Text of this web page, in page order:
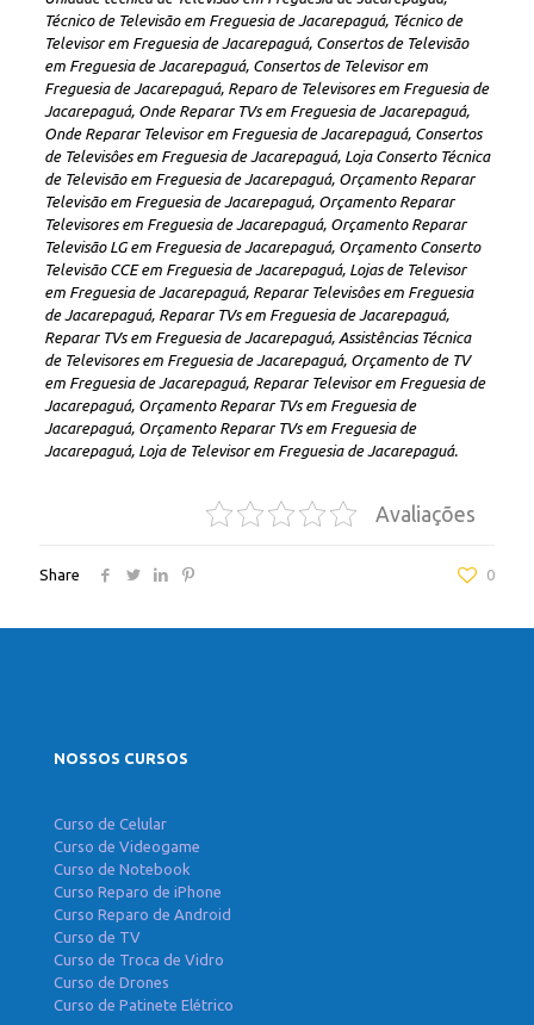
Técnico de Televisão em Freguesia de Jacarepaguá, Técnico de
Televisor em Freguesia de Jacarepaguá, Consertos de Televisão
em Freguesia de Jacarepaguá, Consertos de Televisor em
Freguesia de Jacarepaguá, Reparo de Televisores em Freguesia de
Jacarepaguá, Onde Reparar TVs em Freguesia de Jacarepaguá,
Onde Reparar Televisor em Freguesia de Jacarepaguá, Consertos
de Televisôes em Freguesia de Jacarepaguá, Loja Conserto Técnica
de Televisão em Freguesia de Jacarepaguá, Orçamento Reparar
Televisão em Freguesia de Jacarepaguá, Orçamento Reparar
Televisores em Freguesia de Jacarepaguá, Orçamento Reparar
Televisão LG em Freguesia de Jacarepaguá, Orçamento Conserto
Televisão CCE em Freguesia de Jacarepaguá, Lojas de Televisor
em Freguesia de Jacarepaguá, Reparar Televisôes em Freguesia
de Jacarepaguá, Reparar TVs em Freguesia de Jacarepaguá,
Reparar TVs em Freguesia de Jacarepaguá, Assistências Técnica
de Televisores em Freguesia de Jacarepaguá, Orçamento de TV
em Freguesia de Jacarepaguá, Reparar Televisor em Freguesia de
Jacarepaguá, Orçamento Reparar TVs em Freguesia de
Jacarepaguá, Orçamento Reparar TVs em Freguesia de
Jacarepaguá, Loja de Televisor em Freguesia de Jacarepaguá.
Avaliações
Share 0
NOSSOS CURSOS
Curso de Celular
Curso de Videogame
Curso de Notebook
Curso Reparo de iPhone
Curso Reparo de Android
Curso de TV
Curso de Troca de Vidro
Curso de Drones
Curso de Patinete Elétrico